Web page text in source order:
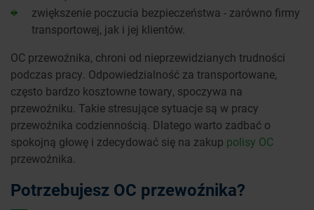
zwiększenie poczucia bezpieczeństwa - zarówno firmy
transportowej, jak i jej klientów.
OC przewoźnika, chroni od nieprzewidzianych trudności
podczas pracy. Odpowiedzialność za transportowane,
często bardzo kosztowne towary, spoczywa na
przewoźniku. Takie stresujące sytuacje są w pracy
przewoźnika codziennością. Dlatego warto zadbać o
spokojną głowę i zdecydować się na zakup polisy OC
przewoźnika.
Potrzebujesz OC przewoźnika?